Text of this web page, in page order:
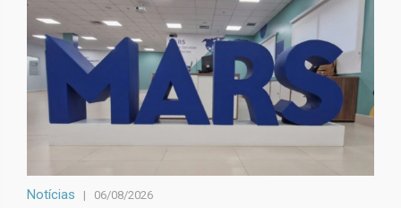
Notícias 06/08/2026